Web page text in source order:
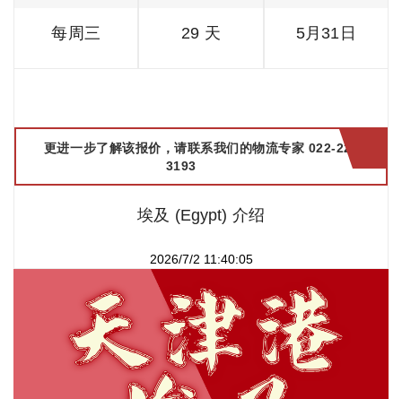
每周三 29 天 5月31日
更进一步了解该报价，请联系我们的物流专家 022-2299
3193
埃及 (Egypt) 介绍
2026/7/2 11:40:05